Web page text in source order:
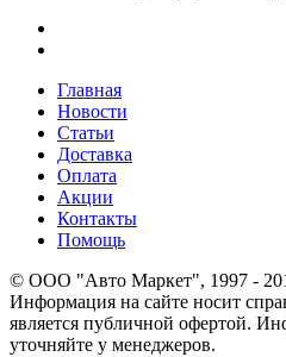
Главная
Новости
Статьи
Доставка
Оплата
Акции
Контакты
Помощь
© OOO "Авто Маркет", 1997 -
Информация на сайте носит
является публичной офертой.
уточняйте у менеджеров.